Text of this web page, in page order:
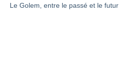
Le Golem, entre le passé et le futur